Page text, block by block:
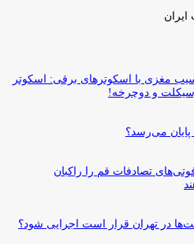
مغزی با اسکوترهای برقی: اسکوتر
و دوچرخه!
پایان می‌رسد؟
کرد: 56 درصد فوتی‌های تصادفات قم را راکبان
در تهران قرار است اجرایی شود؟